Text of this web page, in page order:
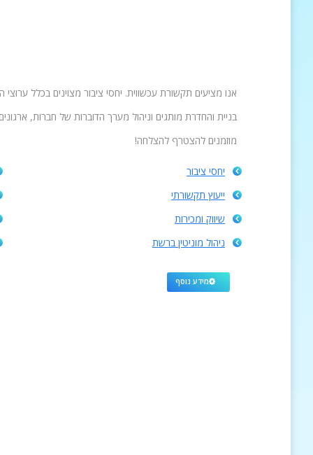
אנו מציעים תקשורת עכשווית. יחסי ציבור מצוינים בכלל
בניית והחדרת מותגים וניהול מערך הדוברות של חברות,
מוזמנים להצטרף להצלחה!
יחסי ציבור
ייעוץ תקשורתי
שיווק ומכירות
ניהול מוניטין ברשת
מידע נוסף